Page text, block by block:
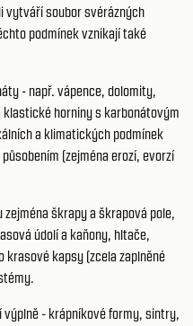
vytváří soubor svérázných
podmínek vznikají také
- např. vápence, dolomity,
horniny s karbonátovým
a klimatických podmínek
(zejména erozí, evorzí
zejména škrapy a škrapová pole,
údolí a kaňony, hltače,
krasové kapsy (zcela zaplněné
výplně - krápníkové formy, sintry,